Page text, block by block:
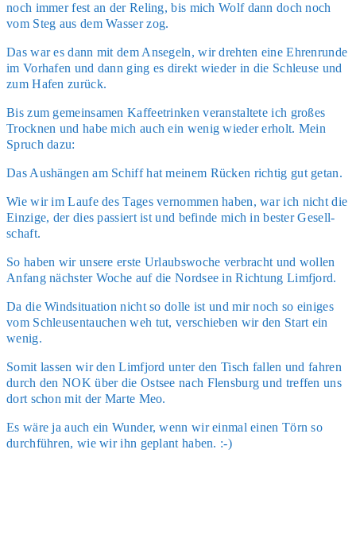
noch immer fest an der Reling, bis mich Wolf dann doch noch
vom Steg aus dem Was­ser zog.
Das war es dann mit dem Anse­geln, wir dreh­ten eine Ehren­run­de
im Vor­ha­fen und dann ging es direkt wie­der in die Schleu­se und
zum Hafen zurück.
Bis zum gemein­sa­men Kaf­fee­trin­ken ver­an­stal­te­te ich gro­ßes
Trock­nen und habe mich auch ein wenig wie­der erholt. Mein
Spruch dazu:
Das Aus­hän­gen am Schiff hat mei­nem Rücken rich­tig gut getan.
Wie wir im Lau­fe des Tages ver­nom­men haben, war ich nicht die
Ein­zi­ge, der dies pas­siert ist und befin­de mich in bes­ter Gesell­
schaft.
So haben wir unse­re ers­te Urlaubs­wo­che ver­bracht und wol­len
Anfang nächs­ter Woche auf die Nord­see in Rich­tung Lim­fjord.
Da die Wind­si­tua­ti­on nicht so dol­le ist und mir noch so eini­ges
vom Schleu­sen­tau­chen weh tut, ver­schie­ben wir den Start ein
wenig.
Somit las­sen wir den Lim­fjord unter den Tisch fal­len und fah­ren
durch den NOK über die Ost­see nach Flens­burg und tref­fen uns
dort schon mit der Mar­te Meo.
Es wäre ja auch ein Wun­der, wenn wir ein­mal einen Törn so
durch­füh­ren, wie wir ihn geplant haben. :-)